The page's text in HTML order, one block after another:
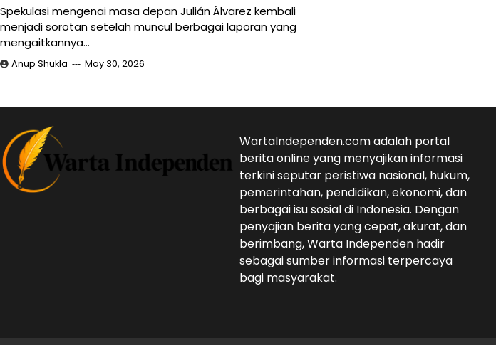
Spekulasi mengenai masa depan Julián Álvarez kembali
menjadi sorotan setelah muncul berbagai laporan yang
mengaitkannya…
Anup Shukla May 30, 2026
WartaIndependen.com adalah portal
berita online yang menyajikan informasi
terkini seputar peristiwa nasional, hukum,
pemerintahan, pendidikan, ekonomi, dan
berbagai isu sosial di Indonesia. Dengan
penyajian berita yang cepat, akurat, dan
berimbang, Warta Independen hadir
sebagai sumber informasi terpercaya
bagi masyarakat.